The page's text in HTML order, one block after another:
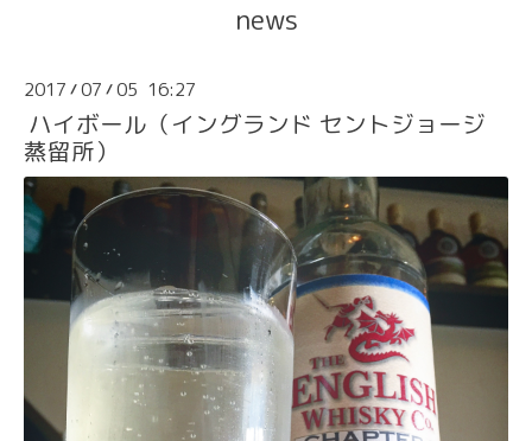
news
2017 /07 /05 16:27
ハイボール（イングランド セントジョージ
蒸留所）